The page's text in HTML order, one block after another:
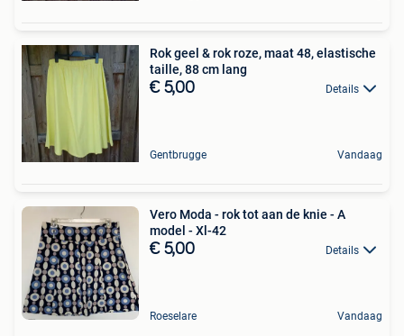
Rok geel & rok roze, maat 48, elastische
taille, 88 cm lang
€ 5,00 Details
Gentbrugge Vandaag
Vero Moda - rok tot aan de knie - A
model - Xl-42
€ 5,00 Details
Roeselare Vandaag